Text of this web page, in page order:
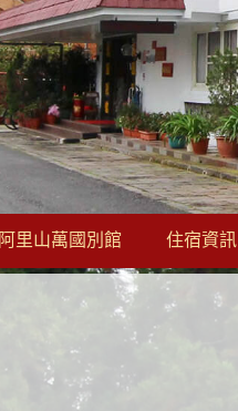
阿里山萬國別館 住宿資訊